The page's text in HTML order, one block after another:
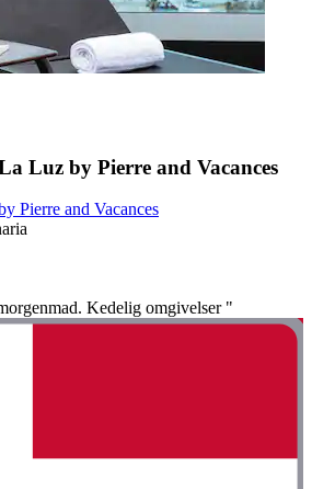
Luz by Pierre and Vacances
Pierre and Vacances
Kedelig omgivelser "